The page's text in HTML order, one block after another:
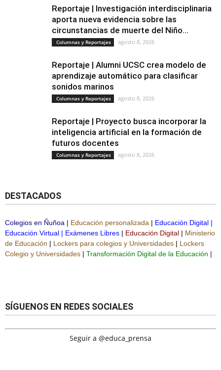
Reportaje | Investigación interdisciplinaria
aporta nueva evidencia sobre las
circunstancias de muerte del Niño...
Columnas y Reportajes agosto 8, 2026
Reportaje | Alumni UCSC crea modelo de
aprendizaje automático para clasificar
sonidos marinos
Columnas y Reportajes agosto 8, 2026
Reportaje | Proyecto busca incorporar la
inteligencia artificial en la formación de
futuros docentes
Columnas y Reportajes agosto 8, 2026
DESTACADOS
Colegios en Ñuñoa | Educación personalizada | Educación Digital |
Educación Virtual | Exámenes Libres | Educación Digital | Ministerio
de Educación | Lockers para colegios y Universidades | Lockers
Colegio y Universidades | Transformación Digital de la Educación |
SÍGUENOS EN REDES SOCIALES
Seguir a @educa_prensa